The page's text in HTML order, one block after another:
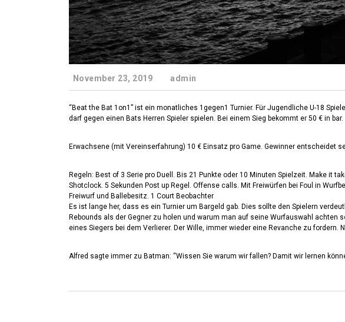
November 23, 2019 admin
“Beat the Bat 1on1” ist ein monatliches 1gegen1 Turnier. Für Jugendliche U-18
darf gegen einen Bats Herren Spieler spielen. Bei einem Sieg bekommt er 50 € in bar.
Erwachsene (mit Vereinserfahrung) 10 € Einsatz pro Game. Gewinner entscheidet
Regeln: Best of 3 Serie pro Duell. Bis 21 Punkte oder 10 Minuten Spielzeit. Make it
Shotclock. 5 Sekunden Post up Regel. Offense calls. Mit Freiwürfen bei Foul in
Freiwurf und Ballebesitz. 1 Court Beobachter
Es ist lange her, dass es ein Turnier um Bargeld gab. Dies sollte den Spielern
Rebounds als der Gegner zu holen und warum man auf seine Wurfauswahl
eines Siegers bei dem Verlierer. Der Wille, immer wieder eine Revanche zu fordern.
Alfred sagte immer zu Batman: “Wissen Sie warum wir fallen? Damit wir lernen